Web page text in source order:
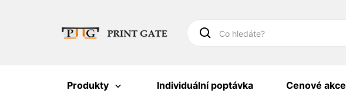
Co hledáte?
Produkty Individuální poptávka Cenové akce